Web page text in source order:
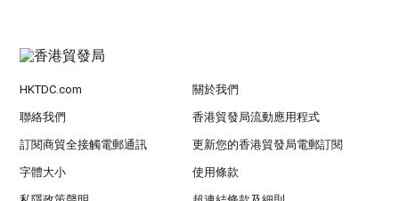
HKTDC.com 關於我們
聯絡我們 香港貿發局流動應用程式
訂閱商貿全接觸電郵通訊 更新您的香港貿發局電郵訂閱
字體大小 使用條款